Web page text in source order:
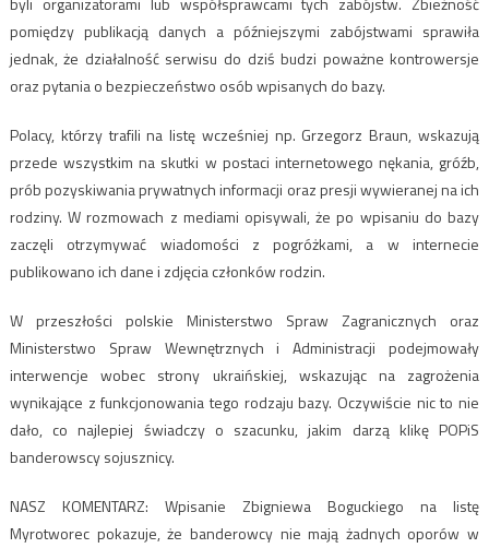
pomiędzy publikacją danych a późniejszymi zabójstwami sprawiła
jednak, że działalność serwisu do dziś budzi poważne kontrowersje
oraz pytania o bezpieczeństwo osób wpisanych do bazy.
Polacy, którzy trafili na listę wcześniej np. Grzegorz Braun, wskazują
przede wszystkim na skutki w postaci internetowego nękania, gróźb,
prób pozyskiwania prywatnych informacji oraz presji wywieranej na ich
rodziny. W rozmowach z mediami opisywali, że po wpisaniu do bazy
zaczęli otrzymywać wiadomości z pogróżkami, a w internecie
publikowano ich dane i zdjęcia członków rodzin.
W przeszłości polskie Ministerstwo Spraw Zagranicznych oraz
Ministerstwo Spraw Wewnętrznych i Administracji podejmowały
interwencje wobec strony ukraińskiej, wskazując na zagrożenia
wynikające z funkcjonowania tego rodzaju bazy. Oczywiście nic to nie
dało, co najlepiej świadczy o szacunku, jakim darzą klikę POPiS
banderowscy sojusznicy.
NASZ KOMENTARZ: Wpisanie Zbigniewa Boguckiego na listę
Myrotworec pokazuje, że banderowcy nie mają żadnych oporów w